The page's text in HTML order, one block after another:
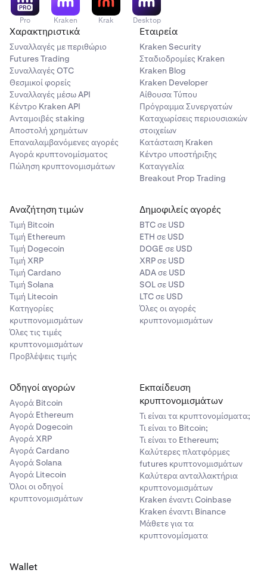
Pro Kraken Krak Desktop
Χαρακτηριστικά
Συναλλαγές με περιθώριο
Futures Trading
Συναλλαγές OTC
Θεσμικοί φορείς
Συναλλαγές μέσω API
Κέντρο Kraken API
Ανταμοιβές staking
Αποστολή χρημάτων
Επαναλαμβανόμενες αγορές
Αγορά κρυπτονομίσματος
Πώληση κρυπτονομισμάτων
Εταιρεία
Kraken Security
Σταδιοδρομίες Kraken
Kraken Blog
Kraken Developer
Αίθουσα Τύπου
Πρόγραμμα Συνεργατών
Καταχωρίσεις περιουσιακών
στοιχείων
Κατάσταση Kraken
Κέντρο υποστήριξης
Καταγγελία
Breakout Prop Trading
Αναζήτηση τιμών
Τιμή Βitcoin
Τιμή Ethereum
Τιμή Dogecoin
Τιμή XRP
Τιμή Cardano
Τιμή Solana
Τιμή Litecoin
Κατηγορίες
κρυτπονομισμάτων
Όλες τις τιμές
κρυπτονομισμάτων
Προβλέψεις τιμής
Δημοφιλείς αγορές
BTC σε USD
ETH σε USD
DOGE σε USD
XRP σε USD
ADA σε USD
SOL σε USD
LTC σε USD
Όλες οι αγορές
κρυπτονομισμάτων
Οδηγοί αγορών
Αγορά Bitcoin
Αγορά Ethereum
Αγορά Dogecoin
Αγορά XRP
Αγορά Cardano
Αγορά Solana
Αγορά Litecoin
Όλοι οι οδηγοί
κρυπτονομισμάτων
Εκπαίδευση
κρυπτονομισμάτων
Τι είναι τα κρυπτονομίσματα;
Τι είναι το Bitcoin;
Τι είναι το Ethereum;
Καλύτερες πλατφόρμες
futures κρυπτονομισμάτων
Καλύτερα ανταλλακτήρια
κρυπτονομισμάτων
Kraken έναντι Coinbase
Kraken έναντι Binance
Μάθετε για τα
κρυπτονομίσματα
Wallet